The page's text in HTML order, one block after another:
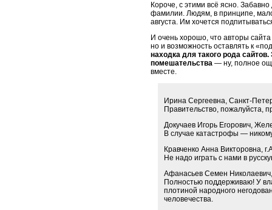
Короче, с этими всё ясно.
фамилии. Людям, в принципе,
августа. Им хочется
И очень хорошо, что авторы
но и возможность оставлять к
находка для такого рода
помешательства — ну, полное
вместе.
Ирина Сергеевна, Санкт-
Правительство, пожалуйста,
Докучаев Игорь Егорович,
В случае катастрофы —
Кравченко Анна Викторовна,
Не надо играть с нами в
Афанасьев Семен
Полностью поддерживаю! У
плотиной народного
человечества.